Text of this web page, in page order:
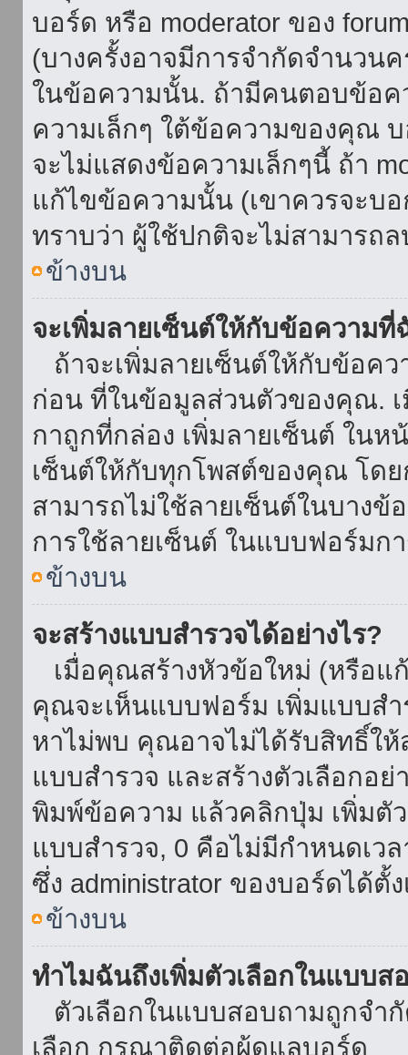
บอร์ด หรือ moderator ของ
(บางครั้งอาจมีการจำกัดจำนวน
ในข้อความนั้น. ถ้ามีคนตอบข้อ
ความเล็กๆ ใต้ข้อความของคุณ
จะไม่แสดงข้อความเล็กๆนี้ ถ้า
แก้ไขข้อความนั้น (เขาควรจะบ
ทราบว่า ผู้ใช้ปกติจะไม่สามารถ
ข้างบน
จะเพิ่มลายเซ็นต์ให้กับข้อความที่
ถ้าจะเพิ่มลายเซ็นต์ให้กับข้อค
ก่อน ที่ในข้อมูลส่วนตัวของคุณ.
กาถูกที่กล่อง เพิ่มลายเซ็นต์ ใน
เซ็นต์ให้กับทุกโพสต์ของคุณ โด
สามารถไม่ใช้ลายเซ็นต์ในบางข้
การใช้ลายเซ็นต์ ในแบบฟอร์มก
ข้างบน
จะสร้างแบบสำรวจได้อย่างไร?
เมื่อคุณสร้างหัวข้อใหม่ (หรือ
คุณจะเห็นแบบฟอร์ม เพิ่มแบบส
หาไม่พบ คุณอาจไม่ได้รับสิทธิ์ใ
แบบสำรวจ และสร้างตัวเลือกอย่
พิมพ์ข้อความ แล้วคลิกปุ่ม เพิ่มตั
แบบสำรวจ, 0 คือไม่มีกำหนดเว
ซึ่ง administrator ของบอร์ดได้ตั้ง
ข้างบน
ทำไมฉันถึงเพิ่มตัวเลือกในแบบส
ตัวเลือกในแบบสอบถามถูกจำ
เลือก กรุณาติดต่อผู้ดูแลบอร์ด